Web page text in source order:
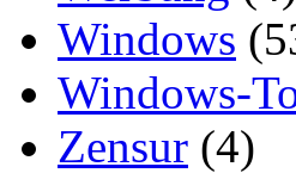
Windows
Windows-
Zensur (4)